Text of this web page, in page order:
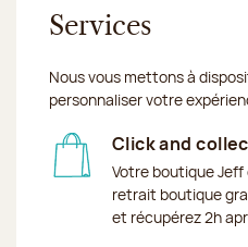
Services
Nous vous mettons à
personnaliser votre
Click and
Votre boutique Jeff
retrait boutique
et récupérez 2h